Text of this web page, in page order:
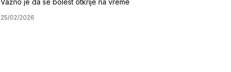
Važno je da se bolest otkrije na vreme
25/02/2026